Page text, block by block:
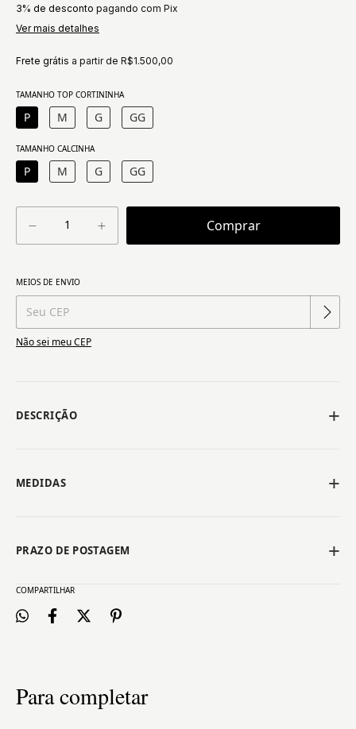
3% de desconto pagando com Pix
Ver mais detalhes
Frete grátis a partir de R$1.500,00
TAMANHO TOP CORTININHA
P M G GG
TAMANHO CALCINHA
P M G GG
Entregas para o CEP:
MEIOS DE ENVIO
Não sei meu CEP
DESCRIÇÃO
MEDIDAS
PRAZO DE POSTAGEM
COMPARTILHAR
Para completar